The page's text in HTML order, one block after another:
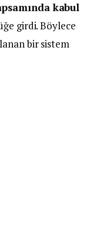
kabul
girdi. Böylece
bir sistem